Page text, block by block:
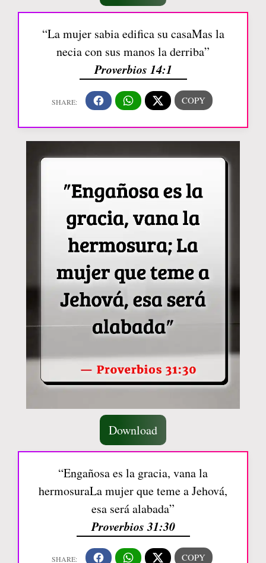
“La mujer sabia edifica su casaMas la
necia con sus manos la derriba”
Proverbios 14:1
Download
“Engañosa es la gracia, vana la
hermosuraLa mujer que teme a Jehová,
esa será alabada”
Proverbios 31:30